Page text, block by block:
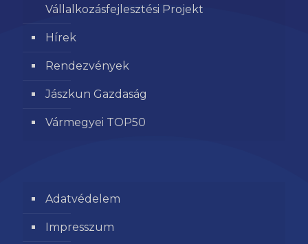
Vállalkozásfejlesztési Projekt
Hírek
Rendezvények
Jászkun Gazdaság
Vármegyei TOP50
Adatvédelem
Impresszum